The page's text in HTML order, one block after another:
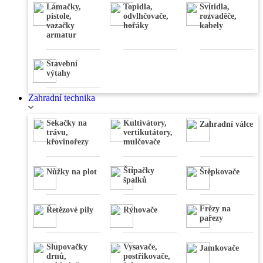
přístroje
, Váhy,
Úhloměry
Dálkoměry,
Lámačky,
pistole,
vazačky
armatur
Topidla,
odvlhčovače,
hořáky
Svítidla,
rozvaděče,
kabely
Stavební
výtahy
Zahradní technika
Sekačky na
trávu,
křovinořezy
Kultivátory,
vertikutátory,
mulčovače
Zahradní válce
Nůžky na plot
Štípačky
špalků
Štěpkovače
Řetězové pily Rýhovače
Frézy na
pařezy
Slupovačky
drnů,
Vysavače,
postřikovače,
Jamkovače